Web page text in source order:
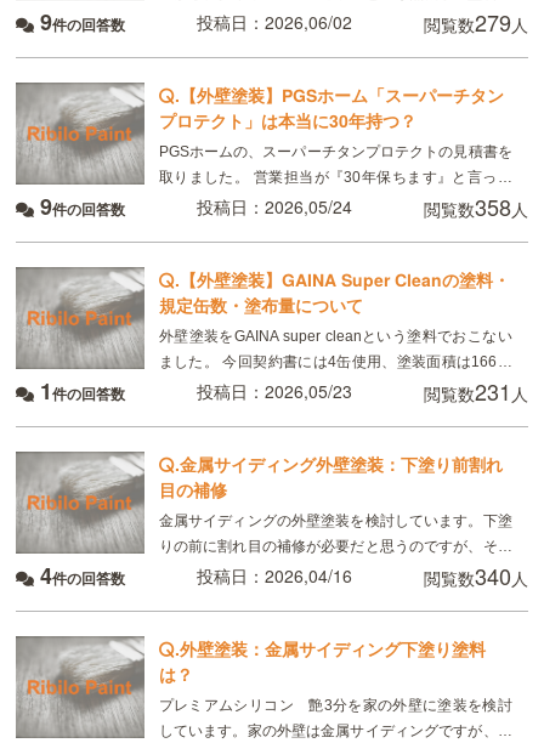
見積もりを取りました。 ダイヤスーパーセランは
9件の回答数 投稿日：2026,06/02 閲覧数279人
. 【外壁塗装】PGSホーム「スーパーチタン
プロテクト」は本当に30年持つ？
PGSホームの、スーパーチタンプロテクトの見積書を
取りました。 営業担当が『30年保ちます』と言って
いましたが、ネットで調べたら、15年〜20年と書い
9件の回答数 投稿日：2026,05/24 閲覧数358人
. 【外壁塗装】GAINA Super Cleanの塗料・
規定缶数・塗布量について
外壁塗装をGAINA super cleanという塗料でおこない
ました。 今回契約書には4缶使用、塗装面積は166㎡
と記載がありました。 実際はGAINA2缶、GAINA
1件の回答数 投稿日：2026,05/23 閲覧数231 人
.金属サイディング外壁塗装：下塗り前割れ
目の補修
金属サイディングの外壁塗装を検討しています。下塗
りの前に割れ目の補修が必要だと思うのですが、その
場合補修剤は何を使用すればいいのでしょうか？ 塗装
4件の回答数 投稿日：2026,04/16 閲覧数340人
.外壁塗装：金属サイディング下塗り塗料
は？
プレミアムシリコン 艶3分を家の外壁に塗装を検討
しています。家の外壁は金属サイディングですが、下